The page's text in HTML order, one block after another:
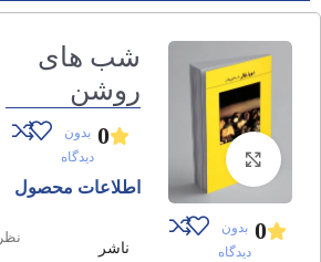
برای بزرگنمایی کلیک کنید
0 بدون
دیدگاه
شب های
روشن
0 بدون
دیدگاه
اطلاعات محصول
ناشر
نظر